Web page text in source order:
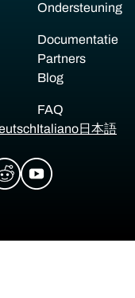
Ondersteuning
Documentatie
Partners
Blog
FAQ
Italiano日本語